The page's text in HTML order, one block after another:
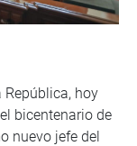
República, hoy
bicentenario de
nuevo jefe del